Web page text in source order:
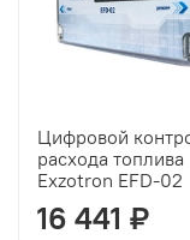
Цифровой
расхода топлива
Exzotron EFD-02
16 441 ₽